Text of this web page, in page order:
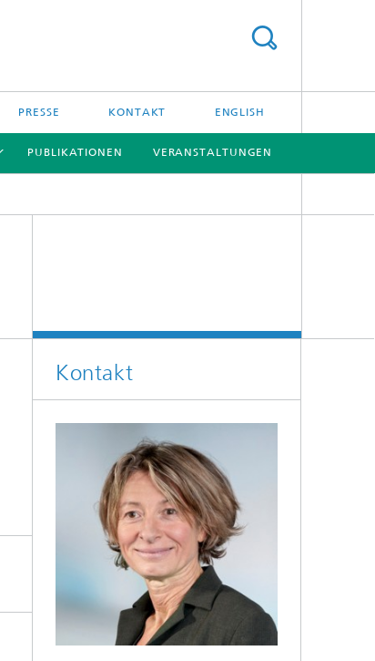
PRESSE KONTAKT ENGLISH
PUBLIKATIONEN VERANSTALTUNGEN
Kontakt